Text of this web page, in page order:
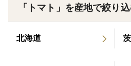
をお送りします。トマトの様子
「トマト」を産地で絞り
北海道